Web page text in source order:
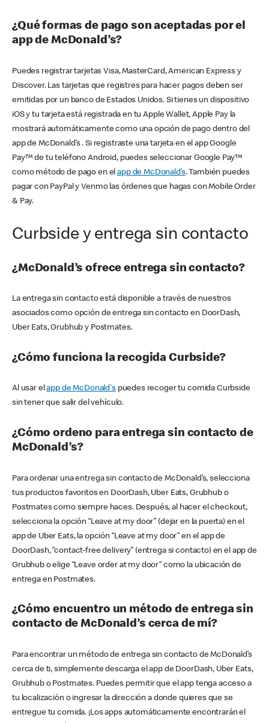
¿Qué formas de pago son aceptadas por el
app de McDonald’s?
Puedes registrar tarjetas Visa, MasterCard, American Express y
Discover. Las tarjetas que registres para hacer pagos deben ser
emitidas por un banco de Estados Unidos. Si tienes un dispositivo
iOS y tu tarjeta está registrada en tu Apple Wallet, Apple Pay la
mostrará automáticamente como una opción de pago dentro del
app de McDonald’s . Si registraste una tarjeta en el app Google
Pay™ de tu teléfono Android, puedes seleccionar Google Pay™
como método de pago en elapp de McDonald’s. También puedes
pagar con PayPal y Venmo las órdenes que hagas con Mobile Order
& Pay.
Curbside y entrega sin contacto
¿McDonald’s ofrece entrega sin contacto?
La entrega sin contacto está disponible a través de nuestros
asociados como opción de entrega sin contacto en DoorDash,
Uber Eats, Grubhub y Postmates.
¿Cómo funciona la recogida Curbside?
Al usar elapp de McDonald'spuedes recoger tu comida Curbside
sin tener que salir del vehículo.
¿Cómo ordeno para entrega sin contacto de
McDonald’s?
Para ordenar una entrega sin contacto de McDonald’s, selecciona
tus productos favoritos en DoorDash, Uber Eats, Grubhub o
Postmates como siempre haces. Después, al hacer el checkout,
selecciona la opción “Leave at my door” (dejar en la puerta) en el
app de Uber Eats, la opción “Leave at my door” en el app de
DoorDash, “contact-free delivery” (entrega si contacto) en el app de
Grubhub o elige “Leave order at my door” como la ubicación de
entrega en Postmates.
¿Cómo encuentro un método de entrega sin
contacto de McDonald’s cerca de mí?
Para encontrar un método de entrega sin contacto de McDonald’s
cerca de ti, simplemente descarga el app de DoorDash, Uber Eats,
Grubhub o Postmates. Puedes permitir que el app tenga acceso a
tu localización o ingresar la dirección a donde quieres que se
entregue tu comida. ¡Los apps automáticamente encontrarán el